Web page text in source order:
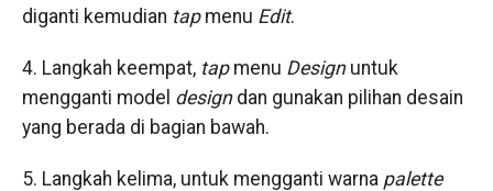
diganti kemudian tapmenu Edit.
4. Langkah keempat, tapmenu Designuntuk
mengganti model designdan gunakan pilihan desain
yang berada di bagian bawah.
5. Langkah kelima, untuk mengganti warna palette